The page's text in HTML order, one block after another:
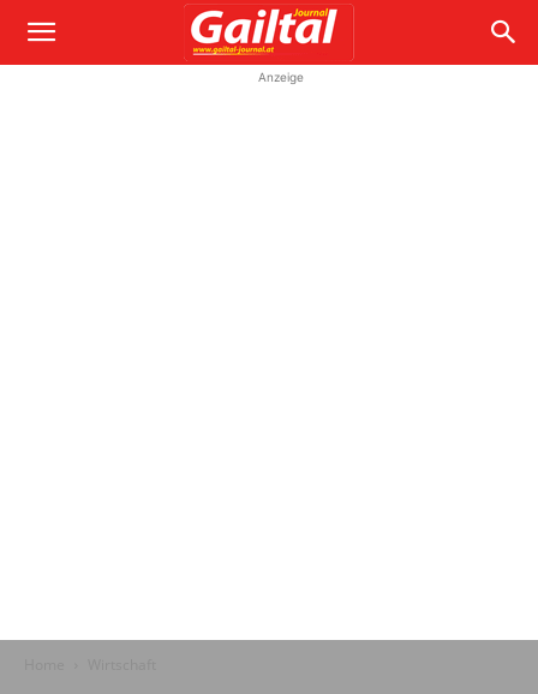
Anzeige